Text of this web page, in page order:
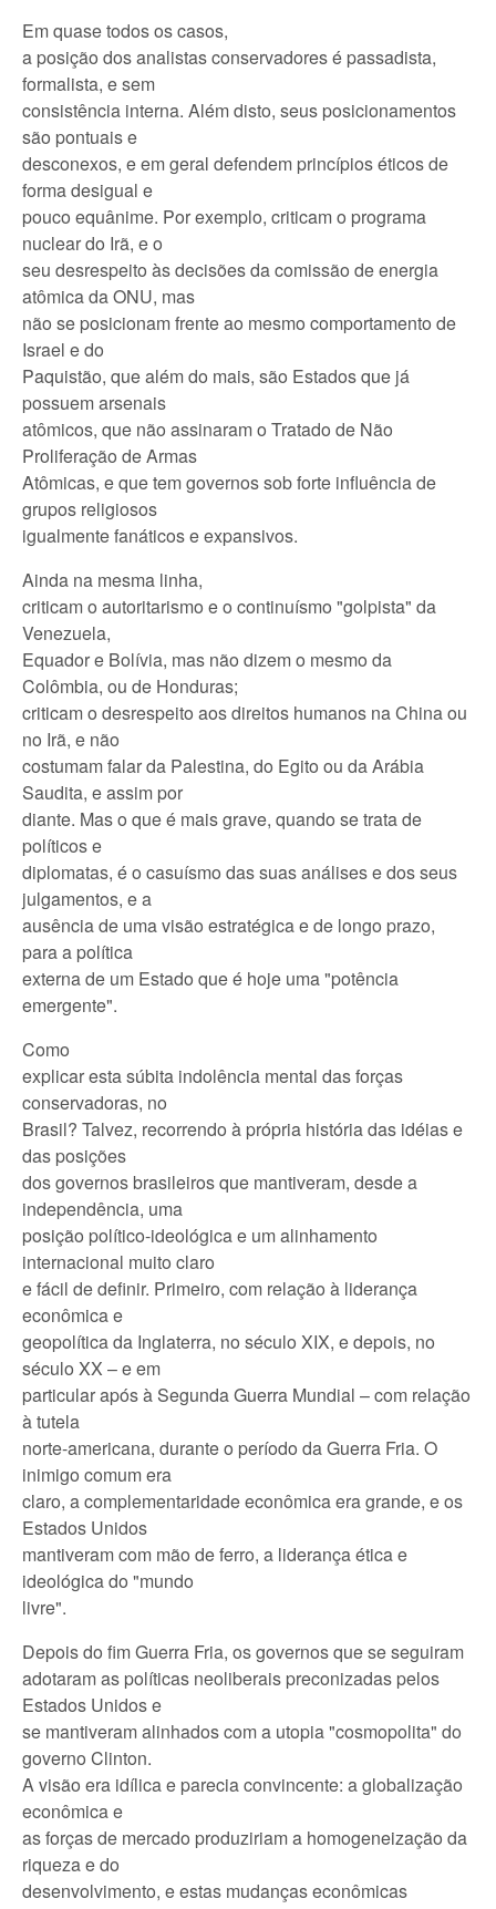
Em quase todos os casos,
a posição dos analistas conservadores é passadista,
formalista, e sem
consistência interna. Além disto, seus posicionamentos
são pontuais e
desconexos, e em geral defendem princípios éticos de
forma desigual e
pouco equânime. Por exemplo, criticam o programa
nuclear do Irã, e o
seu desrespeito às decisões da comissão de energia
atômica da ONU, mas
não se posicionam frente ao mesmo comportamento de
Israel e do
Paquistão, que além do mais, são Estados que já
possuem arsenais
atômicos, que não assinaram o Tratado de Não
Proliferação de Armas
Atômicas, e que tem governos sob forte influência de
grupos religiosos
igualmente fanáticos e expansivos.
Ainda na mesma linha,
criticam o autoritarismo e o continuísmo "golpista" da
Venezuela,
Equador e Bolívia, mas não dizem o mesmo da
Colômbia, ou de Honduras;
criticam o desrespeito aos direitos humanos na China ou
no Irã, e não
costumam falar da Palestina, do Egito ou da Arábia
Saudita, e assim por
diante. Mas o que é mais grave, quando se trata de
políticos e
diplomatas, é o casuísmo das suas análises e dos seus
julgamentos, e a
ausência de uma visão estratégica e de longo prazo,
para a política
externa de um Estado que é hoje uma "potência
emergente".
Como
explicar esta súbita indolência mental das forças
conservadoras, no
Brasil? Talvez, recorrendo à própria história das idéias e
das posições
dos governos brasileiros que mantiveram, desde a
independência, uma
posição político-ideológica e um alinhamento
internacional muito claro
e fácil de definir. Primeiro, com relação à liderança
econômica e
geopolítica da Inglaterra, no século XIX, e depois, no
século XX – e em
particular após à Segunda Guerra Mundial – com relação
à tutela
norte-americana, durante o período da Guerra Fria. O
inimigo comum era
claro, a complementaridade econômica era grande, e os
Estados Unidos
mantiveram com mão de ferro, a liderança ética e
ideológica do "mundo
livre".
Depois do fim Guerra Fria, os governos que se seguiram
adotaram as políticas neoliberais preconizadas pelos
Estados Unidos e
se mantiveram alinhados com a utopia "cosmopolita" do
governo Clinton.
A visão era idílica e parecia convincente: a globalização
econômica e
as forças de merca­do produziriam a homogeneização da
riqueza e do
desenvolvi­men­to, e estas mudanças econômicas